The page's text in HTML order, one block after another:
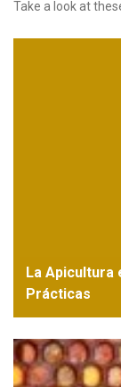
Take a look at
La Apicultura
Prácticas